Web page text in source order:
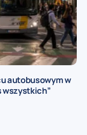
autobusowym w
wszystkich”